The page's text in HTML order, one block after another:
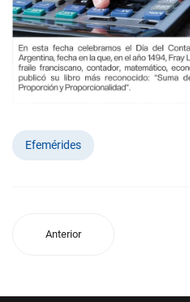
Efemérides
Anterior